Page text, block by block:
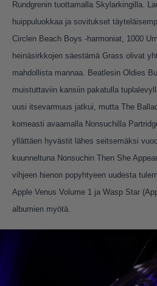
Rundgrenin tuottamalla Skylarkingilla.
huippuluokkaa ja sovitukset
Circlen Beach Boys -harmoniat, 1000
heinäsirkkojen säestämä Grass olivat
mahdollista mannaa. Beatlesin Oldies
muistuttaviin kansiin pakatulla
uusi itsevarmuus jatkui, mutta The
komeasti avaamalla Nonsuchilla
yllättäen hyvästit lähes seitsemäksi
kuunneltuna Nonsuchin Then She
vihjeen hienon popyhtyeen uudesta
Apple Venus Volume 1 ja Wasp Star
albumien myötä.